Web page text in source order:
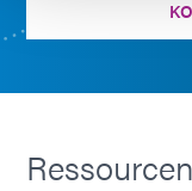
Ressourcen